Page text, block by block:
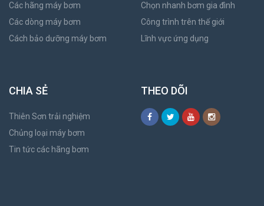
Các hãng máy bơm
Các dòng máy bơm
Cách bảo dưỡng máy bơm
Chọn nhanh bơm gia đình
Công trình trên thế giới
Lĩnh vực ứng dụng
CHIA SẺ
Thiên Sơn trải nghiệm
Chủng loại máy bơm
Tin tức các hãng bơm
THEO DÕI